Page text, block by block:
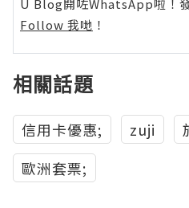
U Blog開咗WhatsApp啦！
Follow 我哋 ！
相關話題
信用卡優惠; zuji
歐洲套票;